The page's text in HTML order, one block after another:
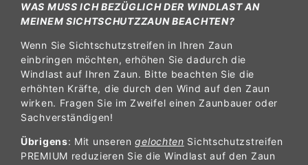
WAS MUSS ICH BEZÜGLICH DER WINDLAST AN
MEINEM SICHTSCHUTZZAUN BEACHTEN?
Wenn Sie Sichtschutzstreifen in Ihren Zaun
einbringen möchten, erhöhen Sie dadurch die
Windlast auf Ihren Zaun. Bitte beachten Sie die
erhöhten Kräfte, die durch den Wind auf den Zaun
wirken. Fragen Sie im Zweifel einen Zaunbauer oder
Sachverständigen!
Übrigens: Mit unserengelochten Sichtschutzstreifen
PREMIUM reduzieren Sie die Windlast auf den Zaun